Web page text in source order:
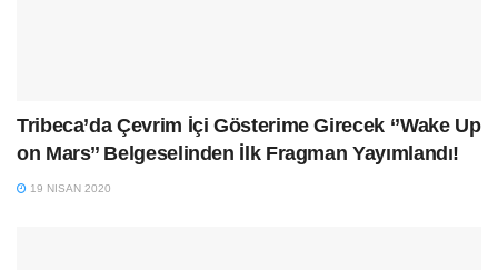
Tribeca’da Çevrim İçi Gösterime Girecek ‘’Wake Up
on Mars’’ Belgeselinden İlk Fragman Yayımlandı!
19 NISAN 2020